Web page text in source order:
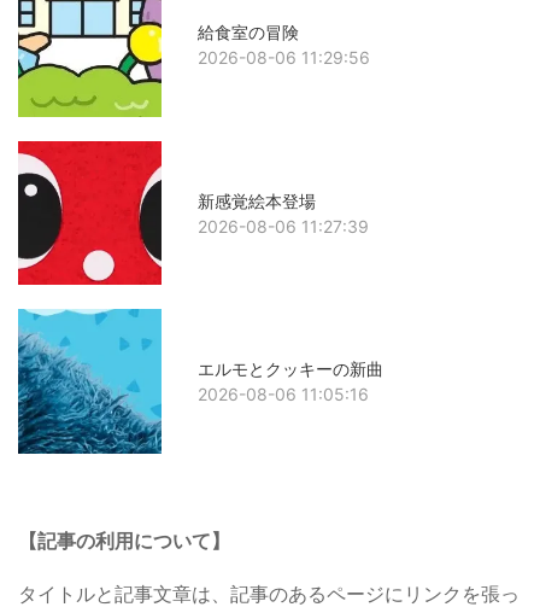
給食室の冒険
2026-08-06 11:29:56
新感覚絵本登場
2026-08-06 11:27:39
エルモとクッキーの新曲
2026-08-06 11:05:16
【記事の利用について】
タイトルと記事文章は、記事のあるページにリンクを張っ